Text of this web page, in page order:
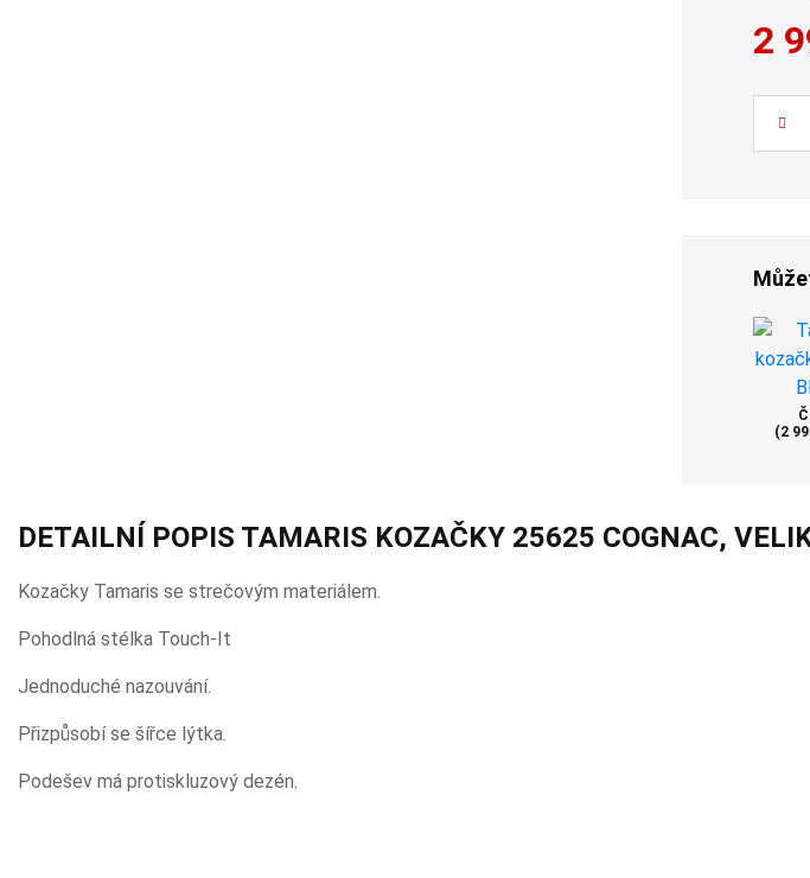
2
(2
DETAILNÍ POPIS TAMARIS KOZAČKY 25625 COGNAC,
Kozačky Tamaris se strečovým materiálem.
Pohodlná stélka Touch-It
Jednoduché nazouvání.
Přizpůsobí se šířce lýtka.
Podešev má protiskluzový dezén.